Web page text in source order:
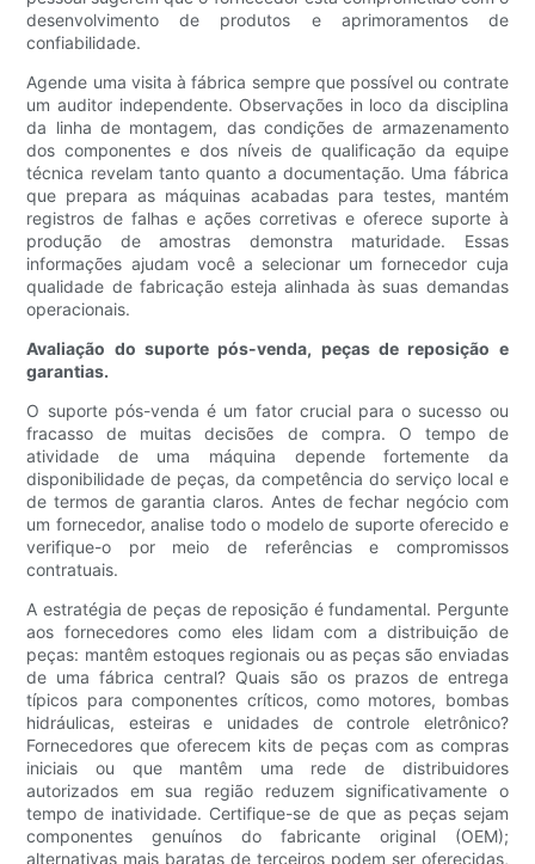
desenvolvimento de produtos e aprimoramentos de
confiabilidade.
Agende uma visita à fábrica sempre que possível ou contrate
um auditor independente. Observações in loco da disciplina
da linha de montagem, das condições de armazenamento
dos componentes e dos níveis de qualificação da equipe
técnica revelam tanto quanto a documentação. Uma fábrica
que prepara as máquinas acabadas para testes, mantém
registros de falhas e ações corretivas e oferece suporte à
produção de amostras demonstra maturidade. Essas
informações ajudam você a selecionar um fornecedor cuja
qualidade de fabricação esteja alinhada às suas demandas
operacionais.
Avaliação do suporte pós-venda, peças de reposição e
garantias.
O suporte pós-venda é um fator crucial para o sucesso ou
fracasso de muitas decisões de compra. O tempo de
atividade de uma máquina depende fortemente da
disponibilidade de peças, da competência do serviço local e
de termos de garantia claros. Antes de fechar negócio com
um fornecedor, analise todo o modelo de suporte oferecido e
verifique-o por meio de referências e compromissos
contratuais.
A estratégia de peças de reposição é fundamental. Pergunte
aos fornecedores como eles lidam com a distribuição de
peças: mantêm estoques regionais ou as peças são enviadas
de uma fábrica central? Quais são os prazos de entrega
típicos para componentes críticos, como motores, bombas
hidráulicas, esteiras e unidades de controle eletrônico?
Fornecedores que oferecem kits de peças com as compras
iniciais ou que mantêm uma rede de distribuidores
autorizados em sua região reduzem significativamente o
tempo de inatividade. Certifique-se de que as peças sejam
componentes genuínos do fabricante original (OEM);
alternativas mais baratas de terceiros podem ser oferecidas,